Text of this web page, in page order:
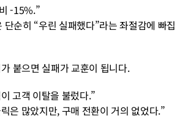
비 -15%.”
가 붙으면 실패가 교훈이 됩니다.
이 고객 이탈을 불렀다.”
릭은 많았지만, 구매 전환이 거의 없었다.”